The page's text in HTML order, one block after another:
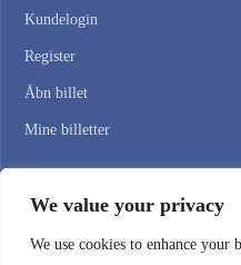
We value your privacy
We use cookies to enhance your
Kundelogin
Register
Åbn billet
Mine billetter